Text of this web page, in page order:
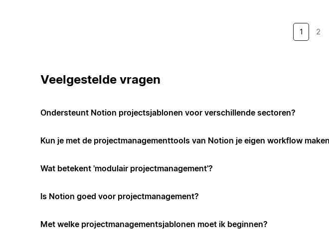
1 2
Veelgestelde vragen
Ondersteunt Notion projectsjablonen voor verschillende sectoren?
Kun je met de projectmanagementtools van Notion je eigen workflow
Wat betekent 'modulair projectmanagement'?
Is Notion goed voor projectmanagement?
Met welke projectmanagementsjablonen moet ik beginnen?